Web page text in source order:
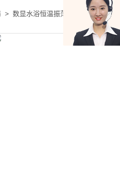
> 数显水浴恒温振荡器 > SHY-2水浴